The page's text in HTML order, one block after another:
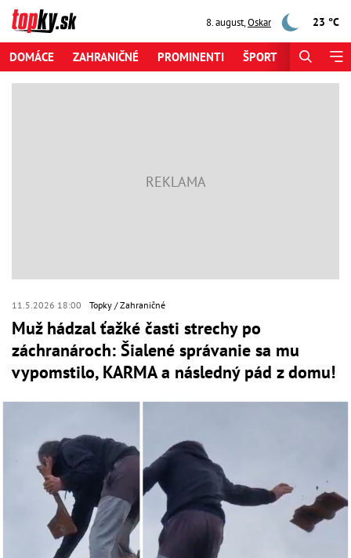
8. august,Oskar 23 °C
DOMÁCE ZAHRANIČNÉ PROMINENTI ŠPORT
11.5.2026 18:00 Topky Zahraničné
Muž hádzal ťažké časti strechy po
záchranároch: Šialené správanie sa mu
vypomstilo, KARMA a následný pád z domu!